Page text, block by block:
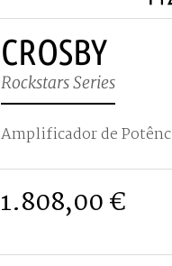
CROSBY
Rockstars Series
Amplificador de
1.808,00 €